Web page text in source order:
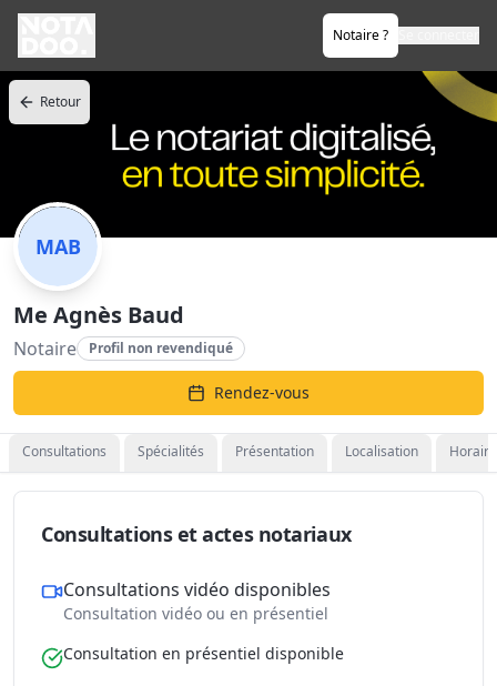
Notaire ?
Retour
MAB
Me Agnès Baud
Notaire Profil non revendiqué
Rendez-vous
Consultations Spécialités Présentation Localisation
Consultations et actes notariaux
Consultations vidéo disponibles
Consultation vidéo ou en présentiel
Consultation en présentiel disponible